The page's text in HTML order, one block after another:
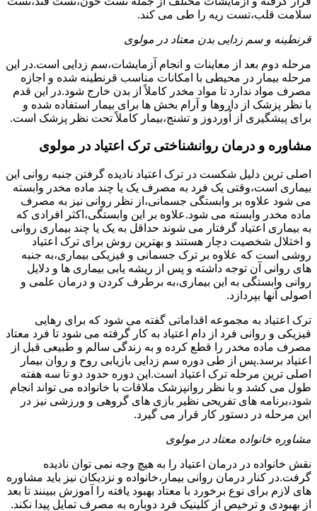
سلامت قلب،تست ریه را طی می کند.
قرنطینه و سم زدایی بدن معتاد در مولوی
مرحله دوم بعد از معاینات و انجام آزمایشات،سم زدایی است.در این
مرحله بیمار در محیطی با امکانات مناسب قرنطینه شده و اجازه
مصرف مواد ندارد تا مواد مخدر کاملاً از بدن خارج شود.در این قدم
با نظر پزشک از داروها و آرام بخش ها برای بیمار استفاده شده و
برای پیشگیری از اُوردوز و تشنج،بیمار کاملاً تحت نظر پزشک است.
مشاوره و درمان روانشناختی ترک اعتیاد در مولوی
اصلی ترین دلیل شکست در ترک اعتیاد نادیده گرفتن جنبه روانی این
بیماری است،وقتی یک فرد به مصرف یک یا چند ماده مخدر وابسته
می شود علاوه بر وابستگی جسمانی،از نظر روانی نیز به مصرف
ماده مخدر وابسته می شود.علاوه بر این وابستگی،اکثر افرادی که
به بیماری اعتیاد گرفتار می شوند حداقل به یک یا چند بیماری روانی
و اختلال شخصیت دچار هستند و بهترین روش برای ترک اعتیاد
روشی است که علاوه بر ترک جسمانی و فیزیکی بیماری،به جنبه
های روانی آن توجه داشته و پس از ریشه یابی بیماری ها و دلایل
روانی وابستگی به این بیماری،به برطرف کردن و درمان علمی و
اصولی آنها بپردازد.
ترک اعتیاد به مجموعه اقداماتی گفته می شود که برای رهایی
فیزیکی و روانی فرد از دام اعتیاد به کار گرفته می شود تا فرد معتاد
مصرف ماده مخدر را قطع کرده و به زندگی سالم و طبیعی قبل از
اعتیاد برسد.پس از طی دوره سم زدایی بازیابی روح و روان بیمار
اصلی ترین مرحله ترک اعتیاد است.این دوره حدود دو تا سه هفته
طول می کشد و با نظر روانپزشک ملاقات با خانواده می تواند انجام
شود،برنامه های تفریحی نظیر بازی های گروهی و ورزشی نیز در
این مرحله در دستور کار قرار می گیرد.
مشاوره خانواده معتاد در مولوی
نقش خانواده در درمان اعتیاد را به هیچ وجه نمی توان نادیده
گرفت.در کنار درمان روانی بیمار،خانواده و نزدیکان نیز باید مشاوره
های لازم برای نوع برخورد با معتاد بهبود یافته را آموزش ببینند تا بعد
از بهبودی و ترخیص از کلینیک فرد دوباره به مصرف تمایل پیدا نکند.